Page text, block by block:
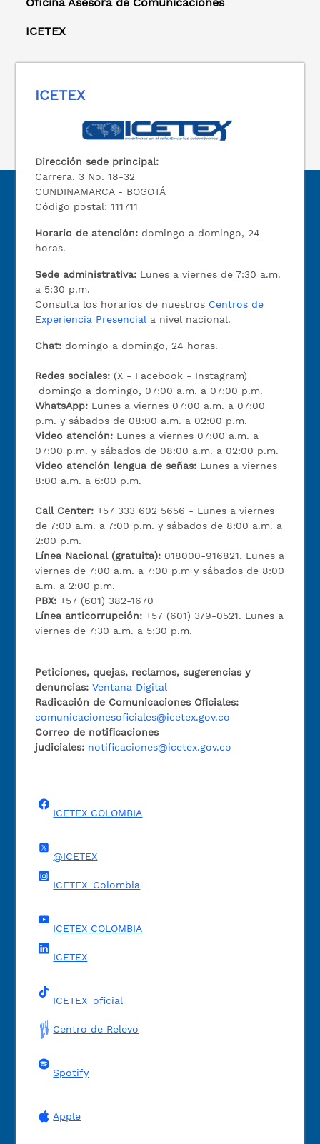
Oficina Asesora de Comunicaciones
ICETEX
ICETEX
Dirección sede principal:
Carrera. 3 No. 18-32
CUNDINAMARCA - BOGOTÁ
Código postal: 111711
Horario de atención: domingo a domingo, 24
horas.
Sede administrativa: Lunes a viernes de 7:30 a.m.
a 5:30 p.m.
Consulta los horarios de nuestros Centros de
Experiencia Presencial a nivel nacional.
Chat: domingo a domingo, 24 horas.
Redes sociales: (X - Facebook - Instagram)
domingo a domingo, 07:00 a.m. a 07:00 p.m.
WhatsApp: Lunes a viernes 07:00 a.m. a 07:00
p.m. y sábados de 08:00 a.m. a 02:00 p.m.
Video atención: Lunes a viernes 07:00 a.m. a
07:00 p.m. y sábados de 08:00 a.m. a 02:00 p.m.
Video atención lengua de señas: Lunes a viernes
8:00 a.m. a 6:00 p.m.
Call Center:+57 333 602 5656 - Lunes a viernes
de 7:00 a.m. a 7:00 p.m. y sábados de 8:00 a.m. a
2:00 p.m.
Línea Nacional (gratuita): 018000-916821. Lunes a
viernes de 7:00 a.m. a 7:00 p.m y sábados de 8:00
a.m. a 2:00 p.m.
PBX:+57 (601) 382-1670
Línea anticorrupción:+57 (601) 379-0521. Lunes a
viernes de 7:30 a.m. a 5:30 p.m.
Peticiones, quejas, reclamos, sugerencias y
denuncias: Ventana Digital
Radicación de Comunicaciones Oficiales:
comunicacionesoficiales@icetex.gov.co
Correo de notificaciones
judiciales: notificaciones@icetex.gov.co
ICETEX COLOMBIA
@ICETEX
ICETEX_Colombia
ICETEX COLOMBIA
ICETEX
ICETEX_oficial
Centro de Relevo
Spotify
Apple